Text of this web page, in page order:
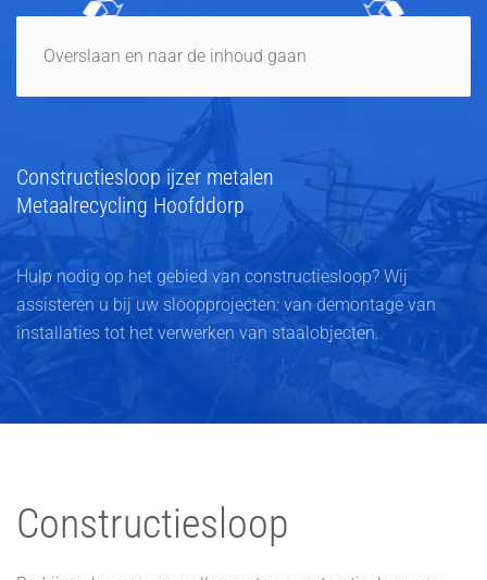
Overslaan en naar de inhoud gaan
Constructiesloop ijzer metalen
Metaalrecycling Hoofddorp
Hulp nodig op het gebied van constructiesloop? Wij
assisteren u bij uw sloopprojecten: van demontage van
installaties tot het verwerken van staalobjecten.
Constructiesloop